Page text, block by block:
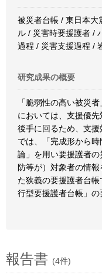
被災者台帳 / 東日本大
ル / 災害時要援護者 /
過程 / 災害支援過程 /
研究成果の概要
「脆弱性の高い被災
においては、支援優
後手に回るため、支
では、「完成形から
論」を用い要援護者
防等が）対象者の情
た狭義の要援護者台
行型要援護者台帳」の
報告書 (4件)